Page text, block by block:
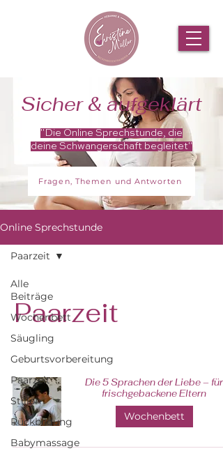
Sicher & aufgeklärt
"Die Online Sprechstunde, die
deine Schwangerschaft begleitet"
Fragen, Themen und Antworten
Online Sprechstunde
Alle
Beiträge
Wochenbett
Säugling
Geburtsvorbereitung
Paarzeit
Stillen
Rückbildung
Babymassage
Paarzeit
Paarzeit
Die 5 Sprachen der Liebe – für
frischgebackene Eltern
Wochenbett